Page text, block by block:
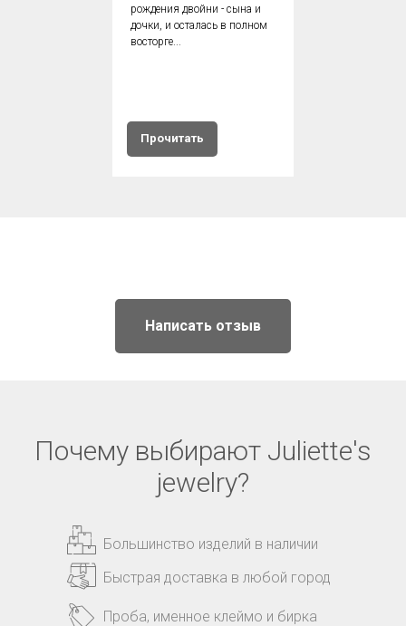
рождения двойни - сына и
дочки, и осталась в полном
восторге...
Прочитать
Написать отзыв
Почему выбирают Juliette's
jewelry?
Большинство изделий в наличии
Быстрая доставка в любой город
Проба, именное клеймо и бирка